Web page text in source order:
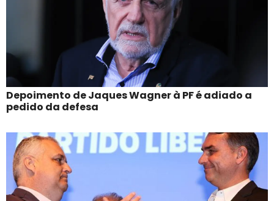
Depoimento de Jaques Wagner à PF é adiado a
pedido da defesa